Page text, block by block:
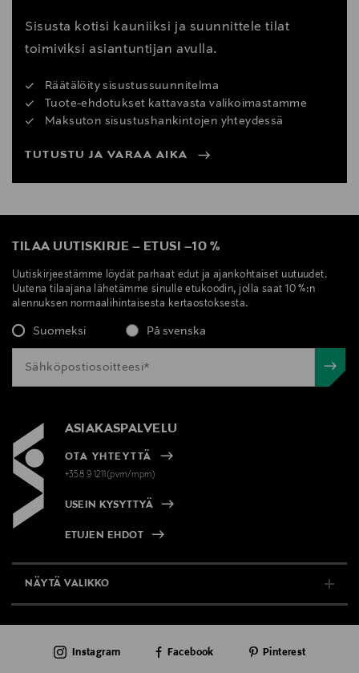
Sisusta kotisi kauniiksi ja suunnittele tilat
toimiviksi asiantuntijan avulla.
Räätälöity sisustussuunnitelma
Tuote-ehdotukset kattavasta valikoimastamme
Maksuton sisustushankintojen yhteydessä
TUTUSTU JA VARAA AIKA
TILAA UUTISKIRJE – ETUSI –10 %
Uutiskirjeestämme löydät parhaat edut ja ajankohtaiset uutuudet.
Uutena tilaajana lähetämme sinulle etukoodin, jolla saat 10 %:n
alennuksen normaalihintaisesta kertaostoksesta.
Suomeksi På svenska
ASIAKASPALVELU
OTA YHTEYTTÄ
+358 9 1211(pvm/mpm)
USEIN KYSYTTYÄ
ETUJEN EHDOT
NÄYTÄ VALIKKO
AJANKOHTAISTA
Instagram Facebook Pinterest